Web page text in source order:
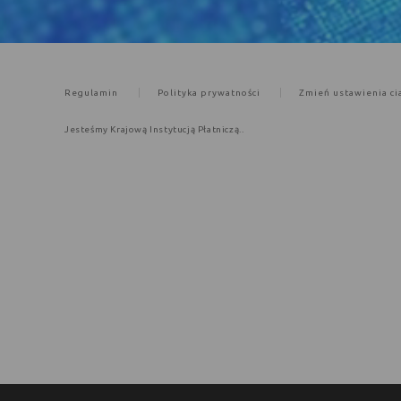
Regulamin Polityka prywatności Zmień ustawienia
Jesteśmy Krajową Instytucją Płatniczą..